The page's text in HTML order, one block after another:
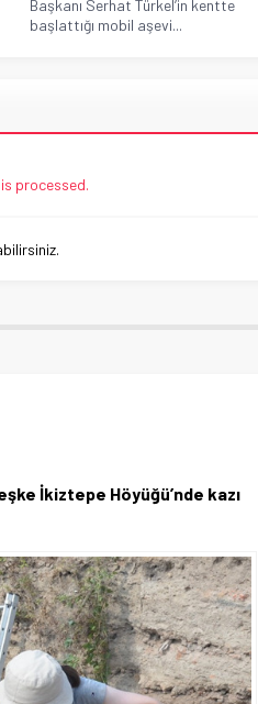
Başkanı Serhat Türkel’in kentte
başlattığı mobil aşevi...
processed.
İkiztepe Höyüğü’nde kazı